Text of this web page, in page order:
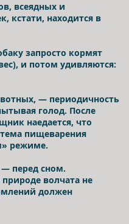
всеядных и
кстати, находится в
запросто кормят
и потом удивляются:
— периодичность
голод. После
наедается, что
пищеварения
режиме.
перед сном.
волчата не
должен